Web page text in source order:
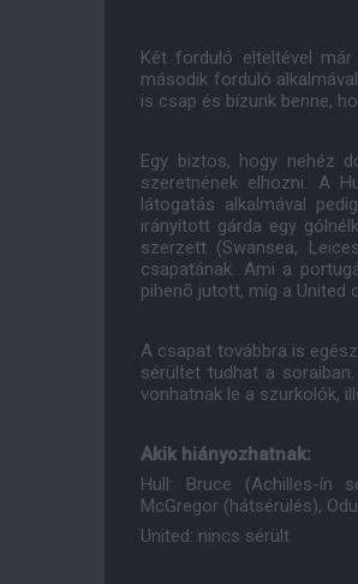
Két forduló elteltével
második forduló
is csap és bízunk benne,
Egy biztos, hogy nehéz
szeretnének elhozni. A
látogatás alkalmával
irányított gárda egy
szerzett (Swansea,
csapatának. Ami a
pihenõ jutott, míg a United
A csapat továbbra is
sérültet tudhat a
vonhatnak le a szurkolók,
Akik hiányozhatnak:
Hull: Bruce (Achilles-ín
McGregor (hátsérülés),
United: nincs sérült